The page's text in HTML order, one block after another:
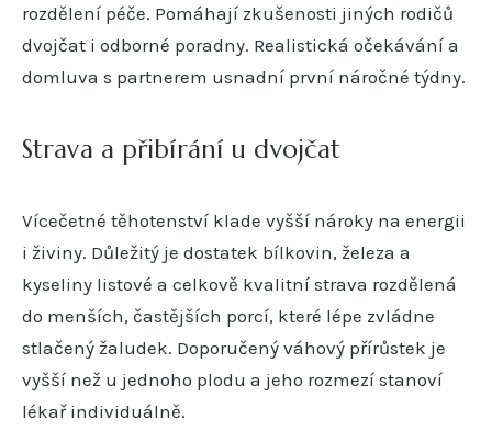
rozdělení péče. Pomáhají zkušenosti jiných rodičů
dvojčat i odborné poradny. Realistická očekávání a
domluva s partnerem usnadní první náročné týdny.
Strava a přibírání u dvojčat
Vícečetné těhotenství klade vyšší nároky na energii
i živiny. Důležitý je dostatek bílkovin, železa a
kyseliny listové a celkově kvalitní strava rozdělená
do menších, častějších porcí, které lépe zvládne
stlačený žaludek. Doporučený váhový přírůstek je
vyšší než u jednoho plodu a jeho rozmezí stanoví
lékař individuálně.